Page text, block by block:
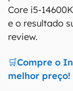
Core i5-
e o resultado
review.
🛒Compre o
melhor preço!